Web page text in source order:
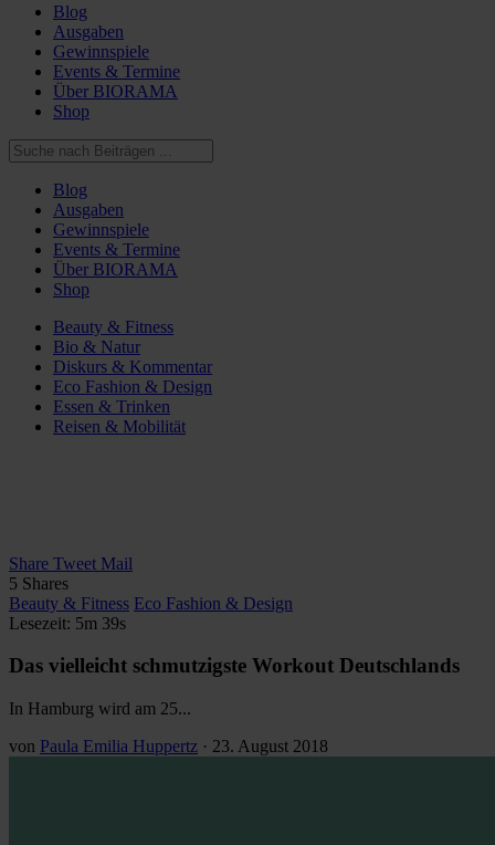
Blog
Ausgaben
Gewinnspiele
Events & Termine
Über BIORAMA
Shop
Blog
Ausgaben
Gewinnspiele
Events & Termine
Über BIORAMA
Shop
Beauty & Fitness
Bio & Natur
Diskurs & Kommentar
Eco Fashion & Design
Essen & Trinken
Reisen & Mobilität
Share Tweet Mail
5 Shares
Beauty & Fitness Eco Fashion & Design
Lesezeit: 5m 39s
Das vielleicht schmutzigste Workout Deutschlands
In Hamburg wird am 25...
von Paula Emilia Huppertz · 23. August 2018